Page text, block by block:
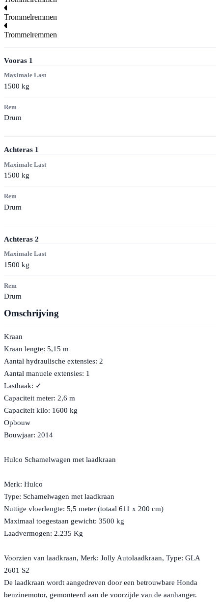
Trommelremmen
Trommelremmen
Vooras 1
Maximale Last
1500 kg
Rem
Drum
Achteras 1
Maximale Last
1500 kg
Rem
Drum
Achteras 2
Maximale Last
1500 kg
Rem
Drum
Omschrijving
Kraan
Kraan lengte: 5,15 m
Aantal hydraulische extensies: 2
Aantal manuele extensies: 1
Lasthaak: ✓
Capaciteit meter: 2,6 m
Capaciteit kilo: 1600 kg
Opbouw
Bouwjaar: 2014
Hulco Schamelwagen met laadkraan
Merk: Hulco
Type: Schamelwagen met laadkraan
Nuttige vloerlengte: 5,5 meter (totaal 611 x 200 cm)
Maximaal toegestaan gewicht: 3500 kg
Laadvermogen: 2.235 Kg
Voorzien van laadkraan, Merk: Jolly Autolaadkraan, Type: GLA
2601 S2
De laadkraan wordt aangedreven door een betrouwbare Honda
benzinemotor, gemonteerd aan de voorzijde van de aanhanger.